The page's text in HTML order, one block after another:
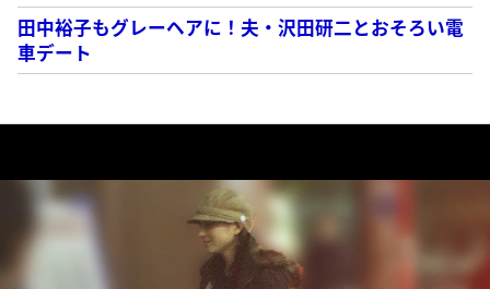
田中裕子もグレーヘアに！夫・沢田研二とおそろい電
車デート